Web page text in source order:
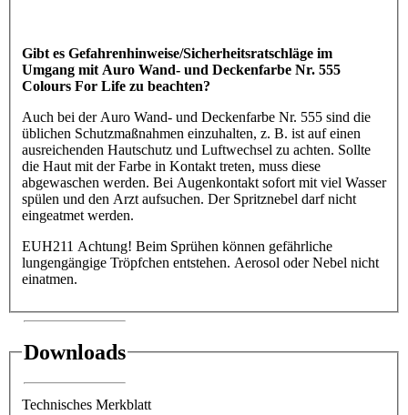
Gibt es Gefahrenhinweise/Sicherheitsratschläge im
Umgang mit Auro Wand- und Deckenfarbe Nr. 555
Colours For Life zu beachten?
Auch bei der Auro Wand- und Deckenfarbe Nr. 555 sind die
üblichen Schutzmaßnahmen einzuhalten, z. B. ist auf einen
ausreichenden Hautschutz und Luftwechsel zu achten. Sollte
die Haut mit der Farbe in Kontakt treten, muss diese
abgewaschen werden. Bei Augenkontakt sofort mit viel Wasser
spülen und den Arzt aufsuchen. Der Spritznebel darf nicht
eingeatmet werden.
EUH211 Achtung! Beim Sprühen können gefährliche
lungengängige Tröpfchen entstehen. Aerosol oder Nebel nicht
einatmen.
Downloads
Technisches Merkblatt